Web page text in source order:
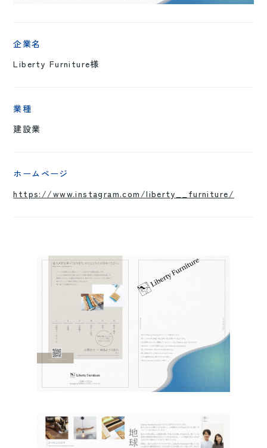
企業名
Liberty Furniture様
業種
建設業
ホームページ
https://www.instagram.com/liberty__furniture/